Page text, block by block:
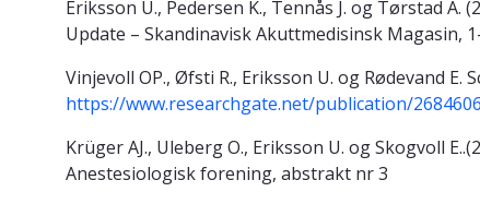
Eriksson U., Pedersen K., Tennås J. og Tørstad A.
Update – Skandinavisk Akuttmedisinsk Magasin,
Vinjevoll OP., Øfsti R., Eriksson U. og Rødevand E.
https://www.researchgate.net/publication/
Krüger AJ., Uleberg O., Eriksson U. og Skogvoll
Anestesiologisk forening, abstrakt nr 3